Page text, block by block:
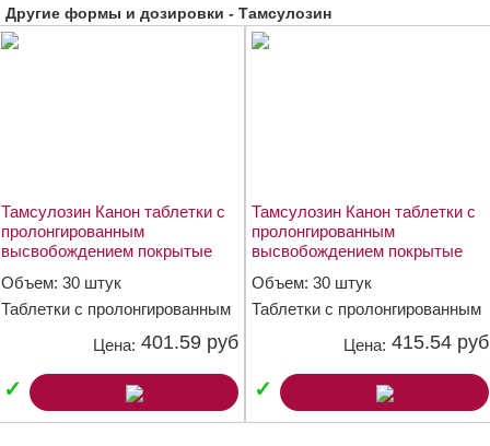
Другие формы и дозировки - Тамсулозин
Тамсулозин Канон таблетки с
пролонгированным
высвобождением покрытые
№30
Объем: 30 штук
Таблетки с пролонгированным
пленочной оболочкой 0,4 мг
Цена: 401.59 руб
✓
Тамсулозин Канон таблетки с
пролонгированным
высвобождением покрытые
№30
Объем: 30 штук
Таблетки с пролонгированным
пленочной оболочкой 0,4 мг
Цена: 415.54 руб
✓